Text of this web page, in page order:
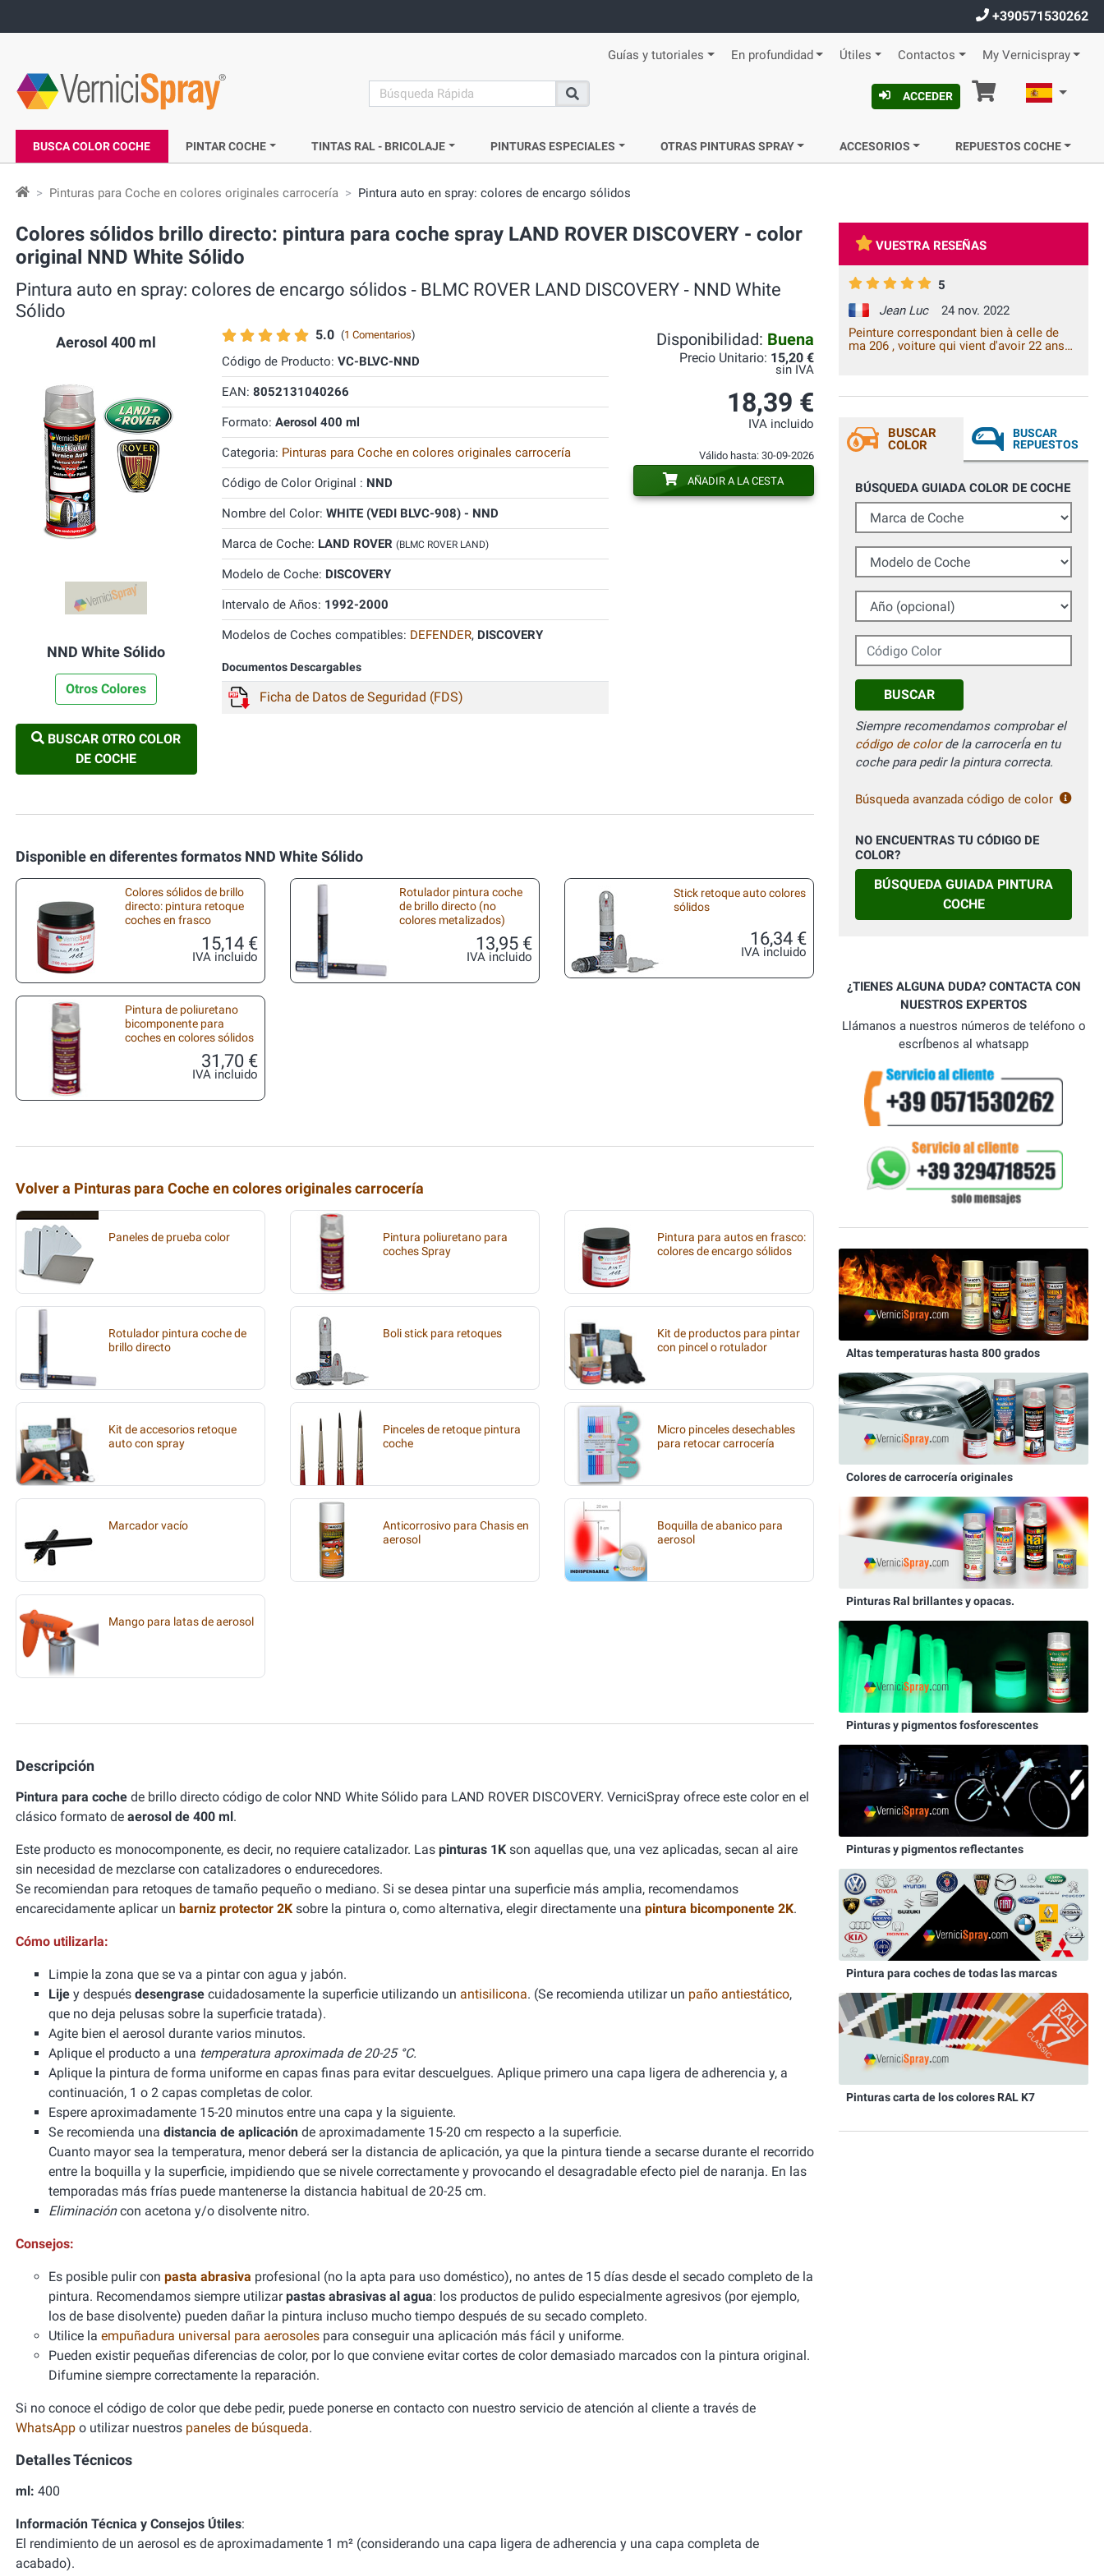
+390571530262
Guías y tutoriales En profundidad Útiles Contactos My Vernicispray
search
Buscar
ACCEDER Cesta Español
BUSCA COLOR COCHE PINTAR COCHE TINTAS RAL - BRICOLAJE PINTURAS ESPECIALES OTRAS PINTURAS SPRAY ACCESORIOS REPUESTOS COCHE
Pinturas para Coche en colores originales carrocería Pintura auto en spray: colores de encargo sólidos
Colores sólidos brillo directo: pintura para coche spray LAND ROVER DISCOVERY - color
original NND White Sólido
Pintura auto en spray: colores de encargo sólidos ‐ BLMC ROVER LAND DISCOVERY ‐ NND White
Sólido
Aerosol 400 ml
NND White Sólido
Otros Colores
BUSCAR OTRO COLOR
DE COCHE
5.0 (1 Comentarios)
Código de Producto: VC-BLVC-NND
EAN: 8052131040266
Formato: Aerosol 400 ml
Categoria: Pinturas para Coche en colores originales carrocería
Código de Color Original : NND
Nombre del Color: WHITE (VEDI BLVC-908) - NND
Marca de Coche: LAND ROVER (BLMC ROVER LAND)
Modelo de Coche: DISCOVERY
Intervalo de Años: 1992-2000
Modelos de Coches compatibles: DEFENDER, DISCOVERY
Documentos Descargables
Ficha de Datos de Seguridad (FDS)
Disponibilidad: Buena
Precio Unitario: 15,20 €
sin IVA
18,39 €
IVA incluido
Válido hasta: 30-09-2026
AÑADIR A LA CESTA
Disponible en diferentes formatos NND White Sólido
Colores sólidos de brillo
directo: pintura retoque
coches en frasco
15,14 €
IVA incluido
Rotulador pintura coche
de brillo directo (no
colores metalizados)
13,95 €
IVA incluido
Stick retoque auto colores
sólidos
16,34 €
IVA incluido
Pintura de poliuretano
bicomponente para
coches en colores sólidos
31,70 €
IVA incluido
Volver a Pinturas para Coche en colores originales carrocería
Paneles de prueba color
Pintura poliuretano para
coches Spray
Pintura para autos en frasco:
colores de encargo sólidos
Rotulador pintura coche de
brillo directo
Boli stick para retoques
Kit de productos para pintar
con pincel o rotulador
Kit de accesorios retoque
auto con spray
Pinceles de retoque pintura
coche
Micro pinceles desechables
para retocar carrocería
Marcador vacío
Anticorrosivo para Chasis en
aerosol
Boquilla de abanico para
aerosol
Mango para latas de aerosol
Descripción
Pintura para coche de brillo directo código de color NND White Sólido para LAND ROVER DISCOVERY. VerniciSpray ofrece este color en el
clásico formato de aerosol de 400 ml.
Este producto es monocomponente, es decir, no requiere catalizador. Las pinturas 1K son aquellas que, una vez aplicadas, secan al aire
sin necesidad de mezclarse con catalizadores o endurecedores.
Se recomiendan para retoques de tamaño pequeño o mediano. Si se desea pintar una superficie más amplia, recomendamos
encarecidamente aplicar un barniz protector 2K sobre la pintura o, como alternativa, elegir directamente una pintura bicomponente 2K.
Cómo utilizarla:
Limpie la zona que se va a pintar con agua y jabón.
Lije y después desengrase cuidadosamente la superficie utilizando un antisilicona. (Se recomienda utilizar un paño antiestático,
que no deja pelusas sobre la superficie tratada).
Agite bien el aerosol durante varios minutos.
Aplique el producto a una temperatura aproximada de 20-25 °C.
Aplique la pintura de forma uniforme en capas finas para evitar descuelgues. Aplique primero una capa ligera de adherencia y, a
continuación, 1 o 2 capas completas de color.
Espere aproximadamente 15-20 minutos entre una capa y la siguiente.
Se recomienda una distancia de aplicación de aproximadamente 15-20 cm respecto a la superficie.
Cuanto mayor sea la temperatura, menor deberá ser la distancia de aplicación, ya que la pintura tiende a secarse durante el recorrido
entre la boquilla y la superficie, impidiendo que se nivele correctamente y provocando el desagradable efecto piel de naranja. En las
temporadas más frías puede mantenerse la distancia habitual de 20-25 cm.
Eliminacióncon acetona y/o disolvente nitro.
Consejos:
Es posible pulir con pasta abrasiva profesional (no la apta para uso doméstico), no antes de 15 días desde el secado completo de la
pintura. Recomendamos siempre utilizarpastas abrasivas al agua: los productos de pulido especialmente agresivos (por ejemplo,
los de base disolvente) pueden dañar la pintura incluso mucho tiempo después de su secado completo.
Utilice la empuñadura universal para aerosoles para conseguir una aplicación más fácil y uniforme.
Pueden existir pequeñas diferencias de color, por lo que conviene evitar cortes de color demasiado marcados con la pintura original.
Difumine siempre correctamente la reparación.
Si no conoce el código de color que debe pedir, puede ponerse en contacto con nuestro servicio de atención al cliente a través de
WhatsApp o utilizar nuestros paneles de búsqueda.
Detalles Técnicos
ml: 400
Información Técnica y Consejos Útiles:
El rendimiento de un aerosol es de aproximadamente 1 m² (considerando una capa ligera de adherencia y una capa completa de
acabado).
VUESTRA RESEÑAS
5
Jean Luc
24 nov. 2022
Peinture correspondant bien à celle de
ma 206 , voiture qui vient d'avoir 22 ans
BUSCAR
COLOR
BUSCAR
REPUESTOS
BÚSQUEDA GUIADA COLOR DE COCHE
Marca de Coche
Modelo de Coche
Año (opcional)
Código Color
BUSCAR
Siempre recomendamos comprobar el
código de colorde la carrocerÍa en tu
coche para pedir la pintura correcta.
Búsqueda avanzada código de color
NO ENCUENTRAS TU CÓDIGO DE
COLOR?
BÚSQUEDA GUIADA PINTURA
COCHE
¿TIENES ALGUNA DUDA? CONTACTA CON
NUESTROS EXPERTOS
Llámanos a nuestros números de teléfono o
escrÍbenos al whatsapp
Altas temperaturas hasta 800 grados
Colores de carrocería originales
Pinturas Ral brillantes y opacas.
Pinturas y pigmentos fosforescentes
Pinturas y pigmentos reflectantes
Pintura para coches de todas las marcas
Pinturas carta de los colores RAL K7